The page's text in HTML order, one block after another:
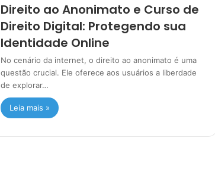
Direito ao Anonimato e Curso de
Direito Digital: Protegendo sua
Identidade Online
No cenário da internet, o direito ao anonimato é uma
questão crucial. Ele oferece aos usuários a liberdade
de explorar…
Leia mais »